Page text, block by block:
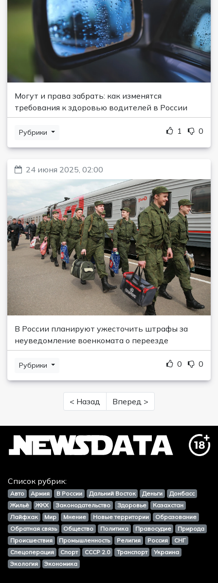
Могут и права забрать: как изменятся
требования к здоровью водителей в России
Рубрики 1 0
24 июня 2025, 02:00
В России планируют ужесточить штрафы за
неуведомление военкомата о переезде
Рубрики 0 0
< Назад Вперед >
Список рубрик:
Авто Армия В России Дальний Восток Деньги
Донбасс
Жильё
ЖКХ Законодательство Здоровье
Казахстан
Лайфхак
Мир Мнение Новые территории
Образование
Обратная связь
Общество Политика Правосудие
Природа
Происшествия
Промышленность Религия Россия
СНГ
Спецоперация
Спорт СССР 2.0 Транспорт
Украина
Экология
Экономика